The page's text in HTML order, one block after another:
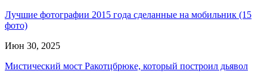
Лучшие фотографии 2015 года сделанные на мобильник (15
фото)
Июн 30, 2025
Мистический мост Ракотцбрюке, который построил дьявол